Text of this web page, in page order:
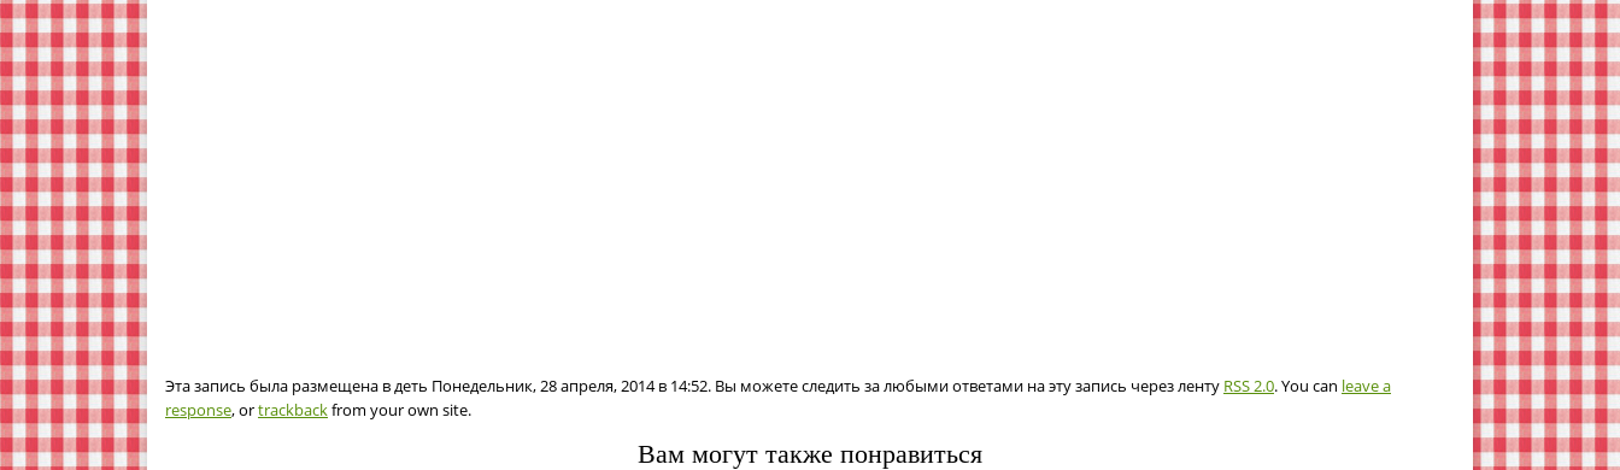
Эта запись была размещена в деть Понедельник, 28 апреля, 2014 в 14:52. Вы можете следить за любыми ответами на эту запись через ленту RSS 2.0. You can leave a
response, ortrackbackfrom your own site.
Вам могут также понравиться